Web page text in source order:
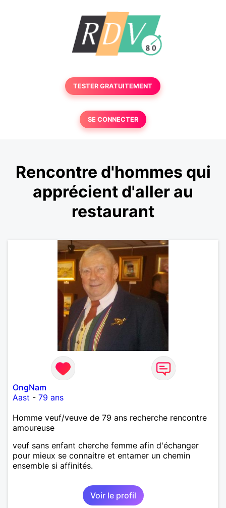
TESTER GRATUITEMENT
SE CONNECTER
Rencontre d'hommes qui
apprécient d'aller au
restaurant
OngNam
Aast - 79 ans
Homme veuf/veuve de 79 ans recherche rencontre
amoureuse
veuf sans enfant cherche femme afin d'échanger
pour mieux se connaitre et entamer un chemin
ensemble si affinités.
Voir le profil